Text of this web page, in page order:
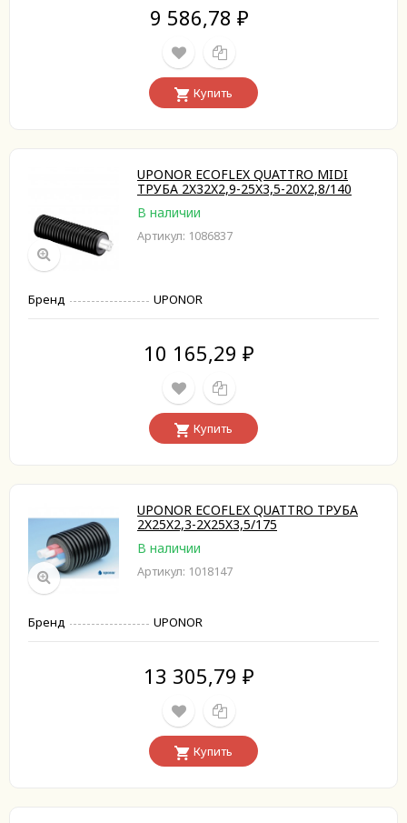
9 586,78 ₽
Купить
UPONOR ECOFLEX QUATTRO MIDI
ТРУБА 2X32X2,9-25X3,5-20X2,8/140
В наличии
Артикул: 1086837
Бренд UPONOR
10 165,29 ₽
Купить
UPONOR ECOFLEX QUATTRO ТРУБА
2X25X2,3-2X25X3,5/175
В наличии
Артикул: 1018147
Бренд UPONOR
13 305,79 ₽
Купить